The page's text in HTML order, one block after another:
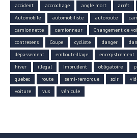
accident accrochage angle mort arrêt
Automobile
automobiliste autoroute
camionnette
camionneur Changement de
contresens
Coupe cycliste danger
dépassement
embouteillage enregistrement
hiver
illegal Imprudent obligatoire
quebec
route semi-remorque soir
voiture
vus véhicule